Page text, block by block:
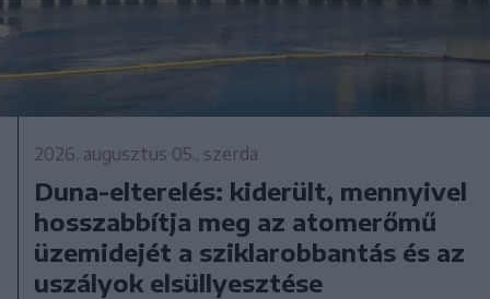
2026. augusztus 05., szerda
Duna-elterelés: kiderült, mennyivel
hosszabbítja meg az atomerőmű
üzemidejét a sziklarobbantás és az
uszályok elsüllyesztése